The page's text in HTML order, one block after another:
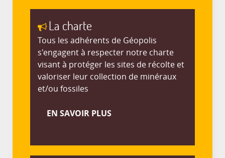
La charte
Tous les adhérents de Géopolis
s'engagent à respecter notre charte
visant à protéger les sites de récolte et
valoriser leur collection de minéraux
et/ou fossiles
EN SAVOIR PLUS